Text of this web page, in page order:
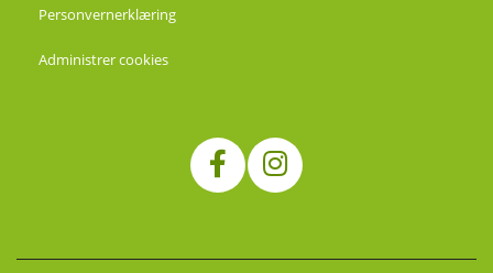
Personvernerklæring
Administrer cookies